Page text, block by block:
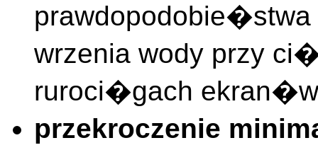
prawdopodobie�stwa
wrzenia wody przy
ruroci�gach
przekroczenie